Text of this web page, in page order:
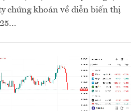
chứng khoán về diễn biến thị